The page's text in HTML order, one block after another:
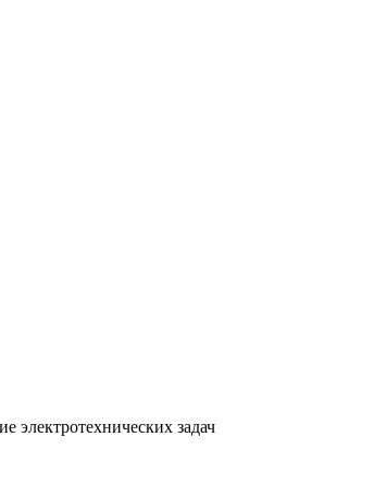
электротехнических задач